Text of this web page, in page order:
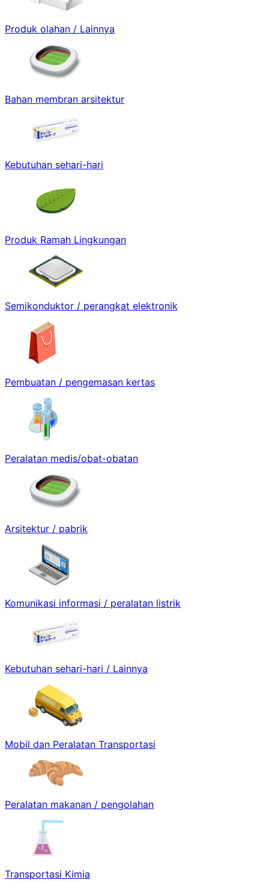
Produk olahan / Lainnya
Bahan membran arsitektur
Kebutuhan sehari-hari
Produk Ramah Lingkungan
Semikonduktor / perangkat elektronik
Pembuatan / pengemasan kertas
Peralatan medis/obat-obatan
Arsitektur / pabrik
Komunikasi informasi / peralatan listrik
Kebutuhan sehari-hari / Lainnya
Mobil dan Peralatan Transportasi
Peralatan makanan / pengolahan
Transportasi Kimia